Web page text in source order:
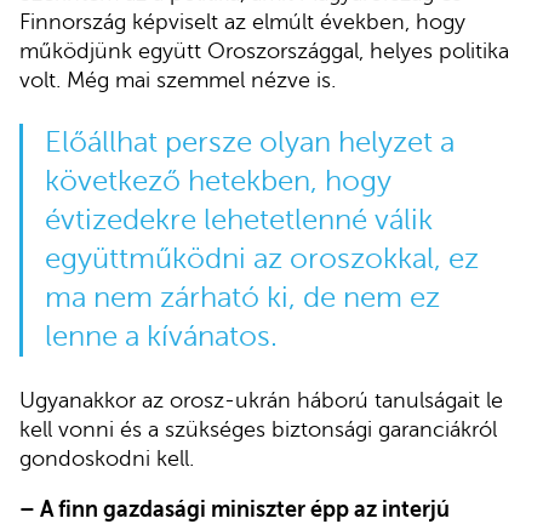
Finnország képviselt az elmúlt években, hogy
működjünk együtt Oroszországgal, helyes politika
volt. Még mai szemmel nézve is.
Előállhat persze olyan helyzet a
következő hetekben, hogy
évtizedekre lehetetlenné válik
együttműködni az oroszokkal, ez
ma nem zárható ki, de nem ez
lenne a kívánatos.
Ugyanakkor az orosz-ukrán háború tanulságait le
kell vonni és a szükséges biztonsági garanciákról
gondoskodni kell.
– A finn gazdasági miniszter épp az interjú